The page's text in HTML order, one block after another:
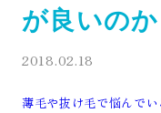
が良いのか
2018.02.18
薄毛や抜け毛で悩んでい